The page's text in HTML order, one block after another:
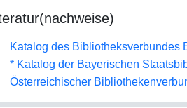
Katalog des Bibliotheksverbundes
* Katalog der Bayerischen
Österreichischer